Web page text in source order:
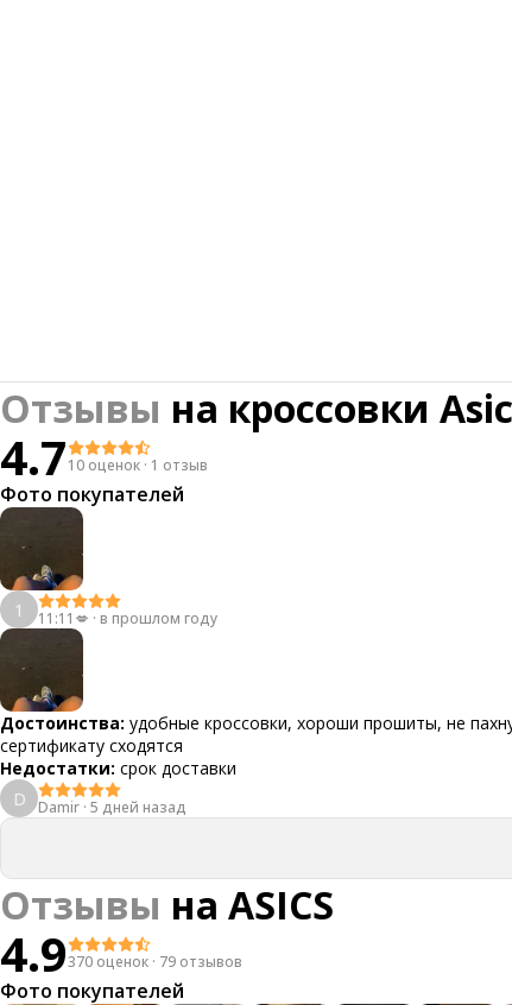
Отзывы на кроссовки
4.710 оценок · 1 отзыв
Фото покупателей
1 11:11💋 · в прошлом году
Достоинства: удобные кроссовки, хороши прошиты, не
сертификату сходятся
Недостатки: срок доставки
D
Damir · 5 дней назад
Отзывы на ASICS
4.9370 оценок · 79 отзывов
Фото покупателей